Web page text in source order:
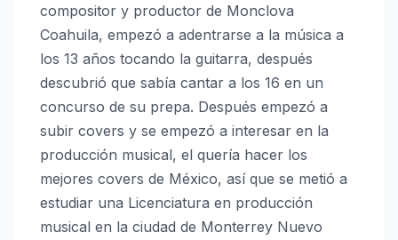
compositor y productor de Monclova
Coahuila, empezó a adentrarse a la música a
los 13 años tocando la guitarra, después
descubrió que sabía cantar a los 16 en un
concurso de su prepa. Después empezó a
subir covers y se empezó a interesar en la
producción musical, el quería hacer los
mejores covers de México, así que se metió a
estudiar una Licenciatura en producción
musical en la ciudad de Monterrey Nuevo